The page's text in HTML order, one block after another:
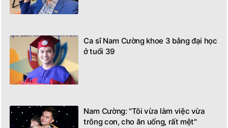
Ca sĩ Nam Cường khoe 3 bằng đại học
ở tuổi 39
Nam Cường: "Tôi vừa làm việc vừa
trông con, cho ăn uống, rất mệt"